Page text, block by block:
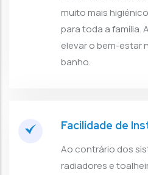
muito mais
para toda a família.
elevar o bem-estar
banho.
Facilidade de
Ao contrário dos
radiadores e